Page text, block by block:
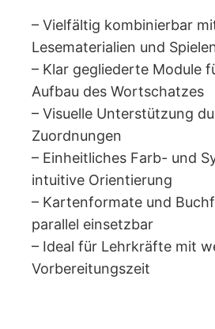
– Vielfältig kombinierbar
Lesematerialien und
– Klar gegliederte Module
Aufbau des Wortschatzes
– Visuelle Unterstützung
Zuordnungen
– Einheitliches Farb- und
intuitive Orientierung
– Kartenformate und
parallel einsetzbar
– Ideal für Lehrkräfte mit
Vorbereitungszeit